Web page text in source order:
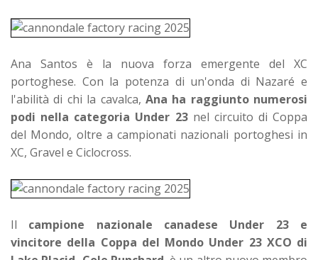
Ana Santos è la nuova forza emergente del XC
portoghese. Con la potenza di un'onda di Nazaré e
l'abilità di chi la cavalca, Ana ha raggiunto numerosi
podi nella categoria Under 23nel circuito di Coppa
del Mondo, oltre a campionati nazionali portoghesi in
XC, Gravel e Ciclocross.
Il campione nazionale canadese Under 23 e
vincitore della Coppa del Mondo Under 23 XCO di